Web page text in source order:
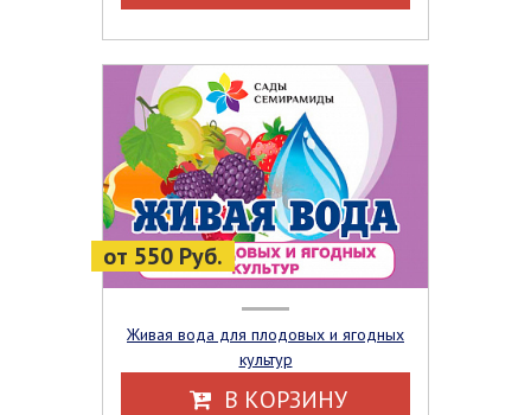
от 550 Руб.
Живая вода для плодовых и ягодных
культур
В КОРЗИНУ